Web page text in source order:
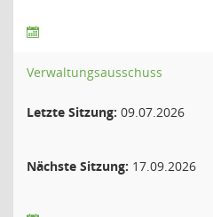
Verwaltungsausschuss
Letzte Sitzung: 09.07.2026
Nächste Sitzung: 17.09.2026